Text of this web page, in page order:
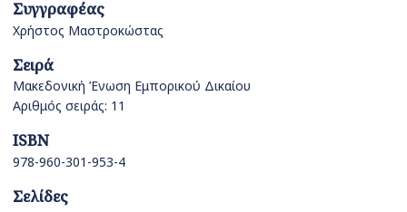
Συγγραφέας
Χρήστος Μαστροκώστας
Σειρά
Μακεδονική Ένωση Εμπορικού Δικαίου
Αριθμός σειράς: 11
ISBN
978-960-301-953-4
Σελίδες